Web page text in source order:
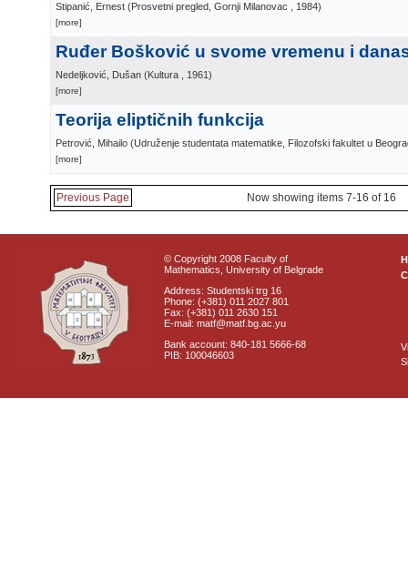
Stipanić, Ernest (Prosvetni pregled, Gornji Milanovac , 1984)
[more]
Ruđer Bošković u svome vremenu i
Nedeljković, Dušan (Kultura , 1961)
[more]
Teorija eliptičnih funkcija
Petrović, Mihailo (Udruženje studentata matematike, Filozofski fakultet u
[more]
Previous Page Now showing items 7-16 of 16
© Copyright 2008 Faculty of
Mathematics, University of Belgrade
Address: Studentski trg 16
Phone: (+381) 011 2027 801
Fax: (+381) 011 2630 151
E-mail: matf@matf.bg.ac.yu
Bank account: 840-181 5666-68
PIB: 100046603